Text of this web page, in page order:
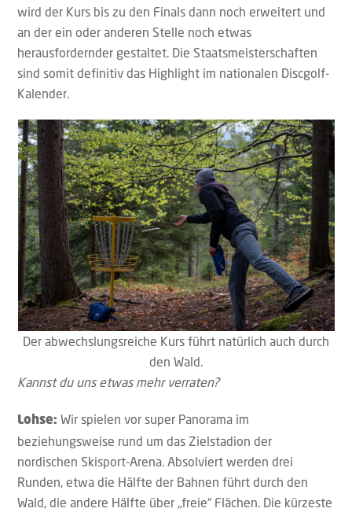
wird der Kurs bis zu den Finals dann noch erweitert und
an der ein oder anderen Stelle noch etwas
herausfordernder gestaltet. Die Staatsmeisterschaften
sind somit definitiv das Highlight im nationalen Discgolf-
Kalender.
Der abwechslungsreiche Kurs führt natürlich auch durch
den Wald.
Kannst du uns etwas mehr verraten?
Lohse: Wir spielen vor super Panorama im
beziehungsweise rund um das Zielstadion der
nordischen Skisport-Arena. Absolviert werden drei
Runden, etwa die Hälfte der Bahnen führt durch den
Wald, die andere Hälfte über „freie“ Flächen. Die kürzeste